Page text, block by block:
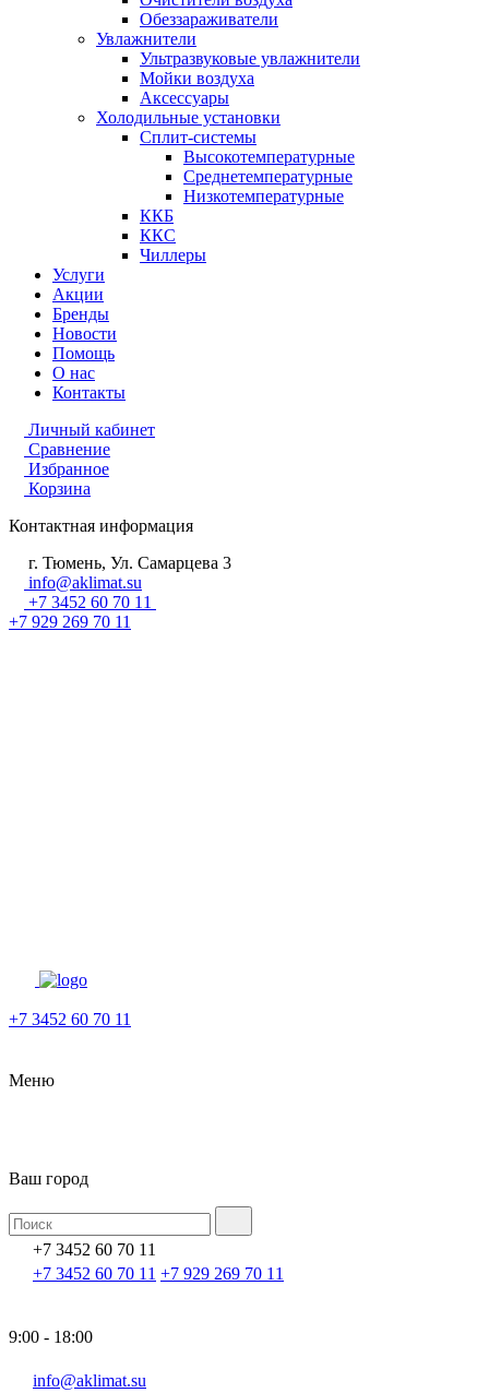
Обеззараживатели
Увлажнители
Ультразвуковые увлажнители
Мойки воздуха
Аксессуары
Холодильные установки
Сплит-системы
Высокотемпературные
Среднетемпературные
Низкотемпературные
ККБ
ККС
Чиллеры
Услуги
Акции
Бренды
Новости
Помощь
О нас
Контакты
Личный кабинет
Сравнение
Избранное
Корзина
Контактная информация
г. Тюмень, Ул. Самарцева 3
info@aklimat.su
+7 3452 60 70 11
+7 929 269 70 11
+7 3452 60 70 11
Меню
Ваш город
+7 3452 60 70 11
+7 3452 60 70 11 +7 929 269 70 11
9:00 - 18:00
info@aklimat.su